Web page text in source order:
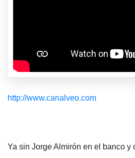
http://www.canalveo.com
Ya sin Jorge Almirón en el banco y